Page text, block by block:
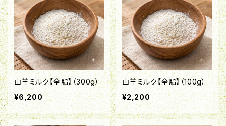
山羊ミルク【全脂】（300g）
¥6,200
山羊ミルク【全脂】（100g）
¥2,200